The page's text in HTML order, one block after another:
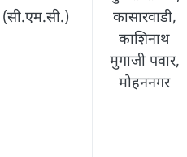
(सी.एम.सी.)
कासारवाडी,
काशिनाथ
मुगाजी पवार,
मोहननगर